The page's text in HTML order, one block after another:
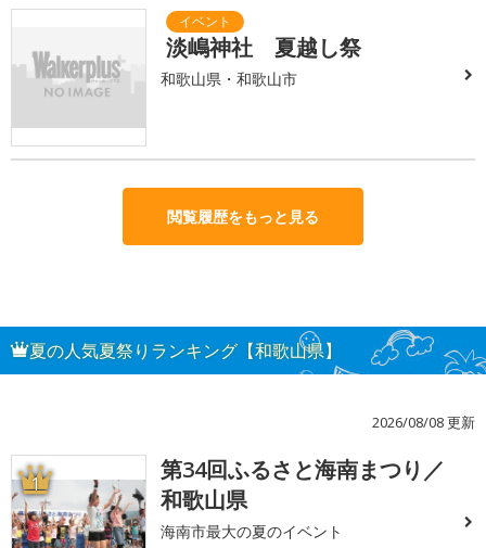
淡嶋神社 夏越し祭
和歌山県・和歌山市
閲覧履歴をもっと見る
夏の人気夏祭りランキング【和歌山県】
2026/08/08 更新
1
第34回ふるさと海南まつり／
和歌山県
海南市最大の夏のイベント